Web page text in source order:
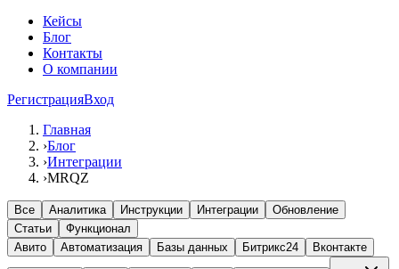
Кейсы
Блог
Контакты
О компании
РегистрацияВход
Главная
›Блог
›Интеграции
›MRQZ
Все Аналитика Инструкции Интеграции
Обновление
Статьи
Функционал
Авито
Автоматизация Базы данных Битрикс24 Вконтакте